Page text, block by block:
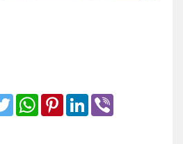
TwitterWhatsApp
Pinterest
LinkedIn